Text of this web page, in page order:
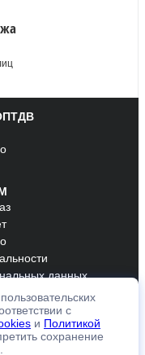
данных
с
и Политикой
сохранение